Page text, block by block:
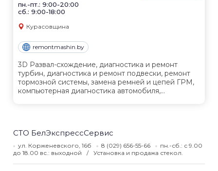
пн.-пт.: 9:00-20:00
сб.: 9:00-18:00
Курасовщина
remontmashin.by
3D Развал-схождение, диагностика и ремонт
турбин, диагностика и ремонт подвески, ремонт
тормозной системы, замена ремней и цепей ГРМ,
компьютерная диагностика автомобиля,...
СТО БелЭкспрессСервис
ул. Корженевского, 16б 8 (029) 656-55-66
пн.-сб.: с 9.00
до 18.00 вс.: выходной
Установка и продажа стекол.